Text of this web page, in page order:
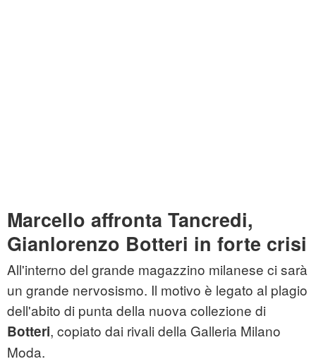
Marcello affronta Tancredi,
Gianlorenzo Botteri in forte crisi
All'interno del grande magazzino milanese ci sarà
un grande nervosismo. Il motivo è legato al plagio
dell'abito di punta della nuova collezione di
Botteri, copiato dai rivali della Galleria Milano
Moda.